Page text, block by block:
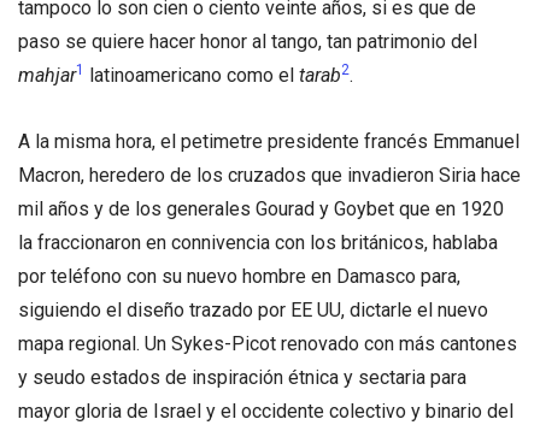
tampoco lo son cien o ciento veinte años, si es que de
paso se quiere hacer honor al tango, tan patrimonio del
mahjar1 latinoamericano como el tarab2.
A la misma hora, el petimetre presidente francés Emmanuel
Macron, heredero de los cruzados que invadieron Siria hace
mil años y de los generales Gourad y Goybet que en 1920
la fraccionaron en connivencia con los británicos, hablaba
por teléfono con su nuevo hombre en Damasco para,
siguiendo el diseño trazado por EE UU, dictarle el nuevo
mapa regional. Un Sykes-Picot renovado con más cantones
y seudo estados de inspiración étnica y sectaria para
mayor gloria de Israel y el occidente colectivo y binario del